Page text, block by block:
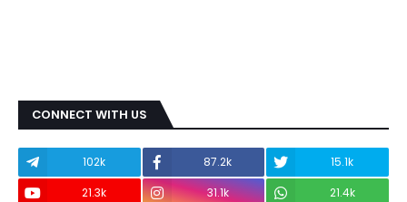
CONNECT WITH US
102k 87.2k
15.1k
21.3k
31.1k 21.4k